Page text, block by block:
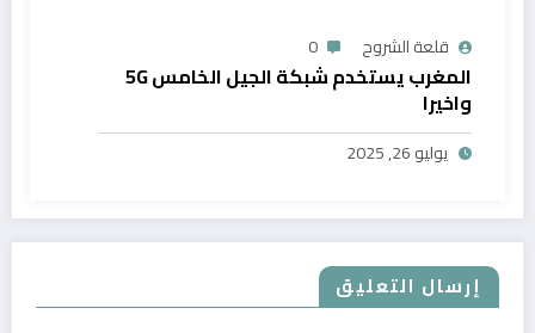
قلعة الشروح 0
المغرب يستخدم شبكة الجيل الخامس 5G
واخيرا
يوليو 26, 2025
إرسال التعليق